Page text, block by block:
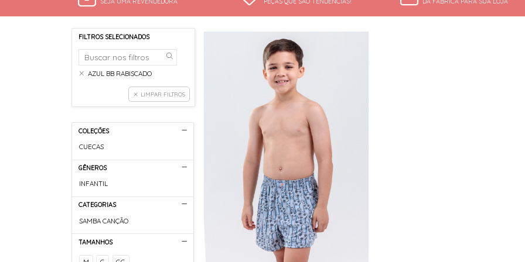
FILTROS SELECIONADOS
AZUL BB RABISCADO
LIMPAR FILTROS
COLEÇÕES
CUECAS
GÊNEROS
INFANTIL
CATEGORIAS
SAMBA CANÇÃO
TAMANHOS